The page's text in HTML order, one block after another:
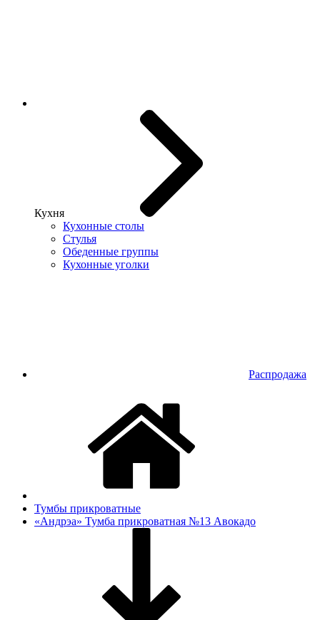
Кухня
Кухонные столы
Стулья
Обеденные группы
Кухонные уголки
Распродажа
Тумбы прикроватные
«Андрэа» Тумба прикроватная №13 Авокадо